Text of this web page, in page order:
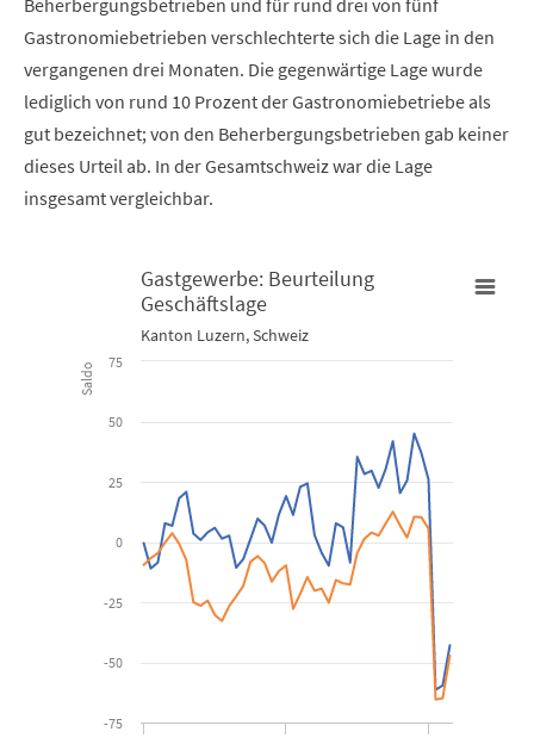
Beherbergungsbetrieben und für rund drei von fünf
Gastronomiebetrieben verschlechterte sich die Lage in den
vergangenen drei Monaten. Die gegenwärtige Lage wurde
lediglich von rund 10 Prozent der Gastronomiebetriebe als
gut bezeichnet; von den Beherbergungsbetrieben gab keiner
dieses Urteil ab. In der Gesamtschweiz war die Lage
insgesamt vergleichbar.
Gastgewerbe: Beurteilung Geschäftslage
Line chart with 2 lines.
Kanton Luzern, Schweiz
View as data table, Gastgewerbe: Beurteilung
The chart has 1 X axis displaying Time. Data ranges from 2010-
The chart has 1 Y axis displaying Saldo. Data ranges from -65.42
Saldo
Gastgewerbe: Beurteilung
Geschäftslage
Kanton Luzern, Schweiz
-75
-50
-25
0
25
50
75